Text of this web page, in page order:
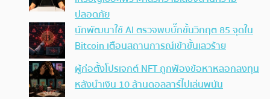
ปลอดภัย
นักพัฒนาใช้ AI ตรวจพบบั๊กขั้นวิกฤต 85 จุดใน
Bitcoin เตือนสถานการณ์เข้าขั้นเลวร้าย
ผู้ก่อตั้งโปรเจกต์ NFT ถูกฟ้องข้อหาหลอกลงทุน
หลังนำเงิน 10 ล้านดอลลาร์ไปเล่นพนัน